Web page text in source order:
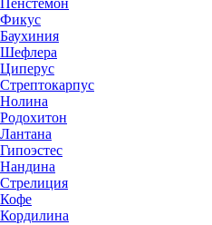
Пенстемон
Фикус
Баухиния
Шефлера
Циперус
Стрептокарпус
Нолина
Родохитон
Лантана
Гипоэстес
Нандина
Стрелиция
Кофе
Кордилина